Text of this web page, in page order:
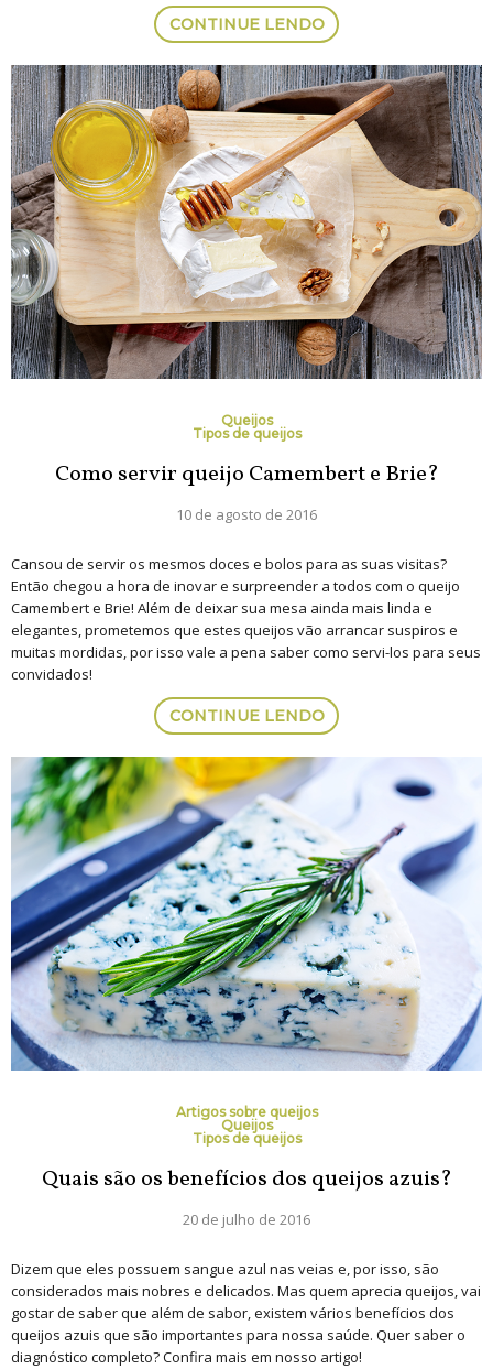
CONTINUE LENDO
Queijos
Tipos de queijos
Como servir queijo Camembert e Brie?
10 de agosto de 2016
Cansou de servir os mesmos doces e bolos para as suas visitas?
Então chegou a hora de inovar e surpreender a todos com o queijo
Camembert e Brie! Além de deixar sua mesa ainda mais linda e
elegantes, prometemos que estes queijos vão arrancar suspiros e
muitas mordidas, por isso vale a pena saber como servi-los para seus
convidados!
CONTINUE LENDO
Artigos sobre queijos
Queijos
Tipos de queijos
Quais são os benefícios dos queijos azuis?
20 de julho de 2016
Dizem que eles possuem sangue azul nas veias e, por isso, são
considerados mais nobres e delicados. Mas quem aprecia queijos, vai
gostar de saber que além de sabor, existem vários benefícios dos
queijos azuis que são importantes para nossa saúde. Quer saber o
diagnóstico completo? Confira mais em nosso artigo!